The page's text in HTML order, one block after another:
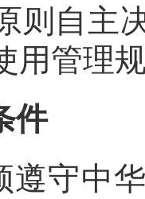
则自主
用管理
件
遵守中